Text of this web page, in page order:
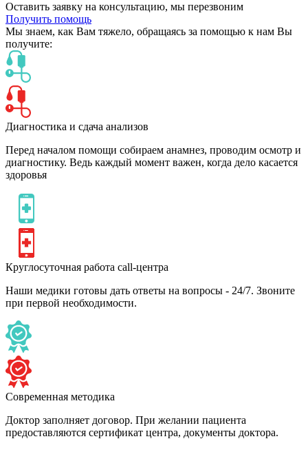
Оставить заявку на консультацию, мы перезвоним
Получить помощь
Мы знаем, как Вам тяжело, обращаясь за помощью к нам Вы
получите:
Диагностика и сдача анализов
Перед началом помощи собираем анамнез, проводим осмотр и
диагностику. Ведь каждый момент важен, когда дело касается
здоровья
Круглосуточная работа call-центра
Наши медики готовы дать ответы на вопросы - 24/7. Звоните
при первой необходимости.
Современная методика
Доктор заполняет договор. При желании пациента
предоставляются сертификат центра, документы доктора.